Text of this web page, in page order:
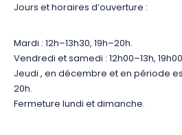
Jours et horaires d’ouverture :
Mardi : 12h–13h30, 19h–20h.
Vendredi et samedi : 12h00–13h,
Jeudi , en décembre et en période
20h.
Fermeture lundi et dimanche.